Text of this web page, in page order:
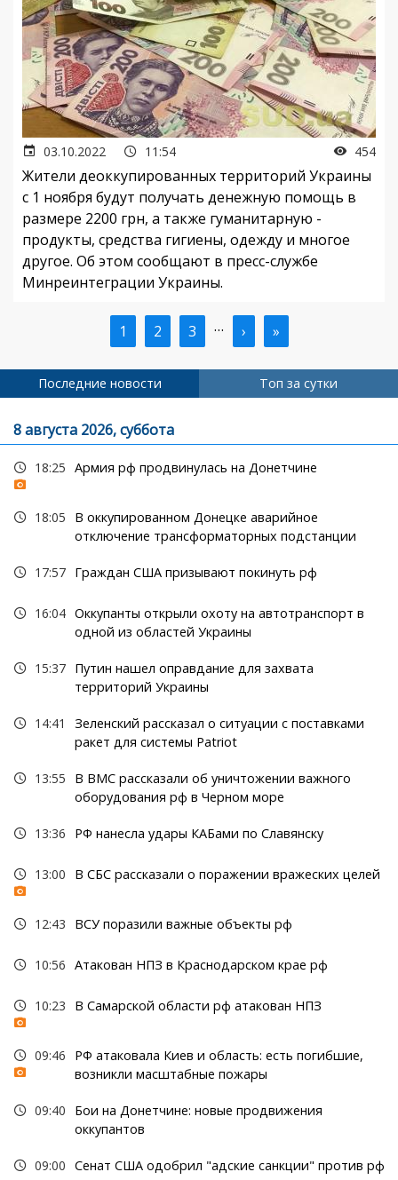
03.10.2022 11:54 454
Жители деоккупированных территорий Украины
с 1 ноября будут получать денежную помощь в
размере 2200 грн, а также гуманитарную -
продукты, средства гигиены, одежду и многое
другое. Об этом сообщают в пресс-службе
Минреинтеграции Украины.
Текущая
страница
1 Страница
2 Страница
3 … Следующая
страница
› Последняя
страница
»
Последние новости Топ за сутки
8 августа 2026, суббота
18:25 Армия рф продвинулась на Донетчине
18:05
В оккупированном Донецке аварийное
отключение трансформаторных подстанции
17:57 Граждан США призывают покинуть рф
16:04 Оккупанты открыли охоту на автотранспорт в
одной из областей Украины
15:37 Путин нашел оправдание для захвата
территорий Украины
14:41
Зеленский рассказал о ситуации с поставками
ракет для системы Patriot
13:55
В ВМС рассказали об уничтожении важного
оборудования рф в Черном море
13:36 РФ нанесла удары КАБами по Славянску
13:00 В СБС рассказали о поражении вражеских целей
12:43 ВСУ поразили важные объекты рф
10:56 Атакован НПЗ в Краснодарском крае рф
10:23 В Самарской области рф атакован НПЗ
09:46
РФ атаковала Киев и область: есть погибшие,
возникли масштабные пожары
09:40
Бои на Донетчине: новые продвижения
оккупантов
09:00 Сенат США одобрил "адские санкции" против рф